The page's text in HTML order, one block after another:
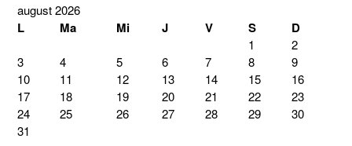
august 2026
L Ma Mi J V S D
1
2
3
4 5 6 7 8
9
10
11 12 13 14 15
16
17
18 19 20 21 22
23
24
25 26 27 28 29
30
31